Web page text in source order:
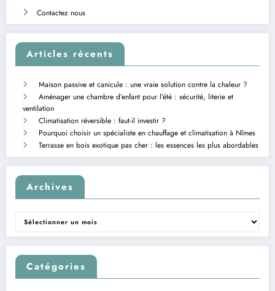
Contactez nous
Articles récents
Maison passive et canicule : une vraie solution contre la chaleur ?
Aménager une chambre d’enfant pour l’été : sécurité, literie et
ventilation
Climatisation réversible : faut-il investir ?
Pourquoi choisir un spécialiste en chauffage et climatisation à Nîmes
Terrasse en bois exotique pas cher : les essences les plus abordables
Archives
Archives
Catégories